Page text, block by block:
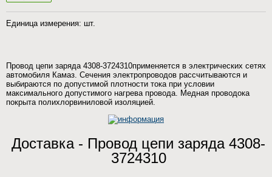
Единица измерения: шт.
Провод цепи заряда 4308-3724310применяется в электрических сетях
автомобиля Камаз. Сечения электропроводов рассчитываются и
выбираются по допустимой плотности тока при условии
максимального допустимого нагрева провода. Медная проводока
покрыта полихлорвиниловой изоляцией.
Доставка - Провод цепи заряда 4308-
3724310